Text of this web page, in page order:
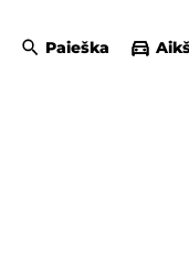
Paieška